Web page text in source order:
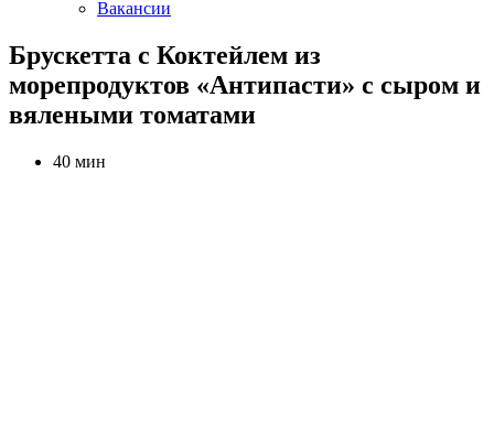
Вакансии
Брускетта с Коктейлем из
морепродуктов «Антипасти» с сыром и
вялеными томатами
40 мин